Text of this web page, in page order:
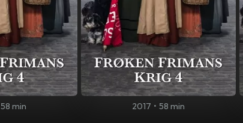
58 min 2017 • 58 min